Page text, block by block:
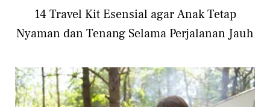
14 Travel Kit Esensial agar Anak Tetap
Nyaman dan Tenang Selama Perjalanan Jauh